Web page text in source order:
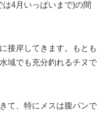
4月いっぱいまで)の間
接岸してきます。もとも
域でも充分釣れるチヌで
て、特にメスは腹パンで